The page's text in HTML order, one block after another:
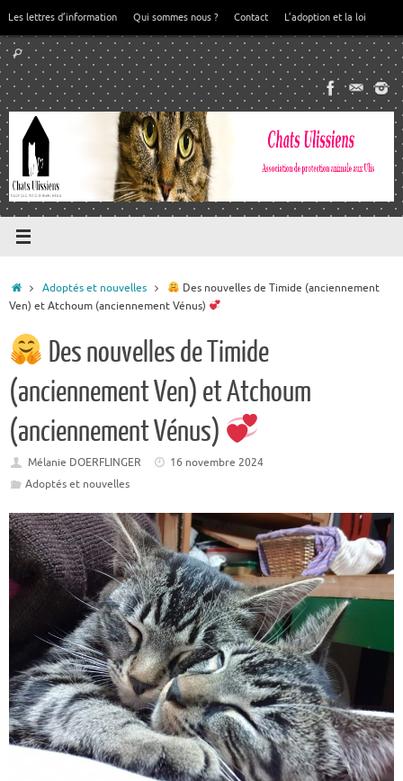
contenu
Les lettres d’information Qui sommes nous ? Contact L’adoption et la loi
Recherche
pour
:
Rechercher
Accueil
Adoptés et nouvelles
Des nouvelles de Timide (anciennement
Ven) et Atchoum (anciennement Vénus)
Des nouvelles de Timide
(anciennement Ven) et Atchoum
(anciennement Vénus)
Mélanie DOERFLINGER
16 novembre 2024
Adoptés et nouvelles